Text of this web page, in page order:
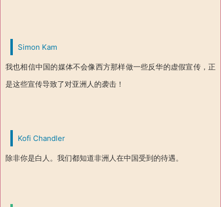
Simon Kam
我也相信中国的媒体不会像西方那样做一些反华的虚假宣传，正
是这些宣传导致了对亚洲人的袭击！
Kofi Chandler
除非你是白人。我们都知道非洲人在中国受到的待遇。